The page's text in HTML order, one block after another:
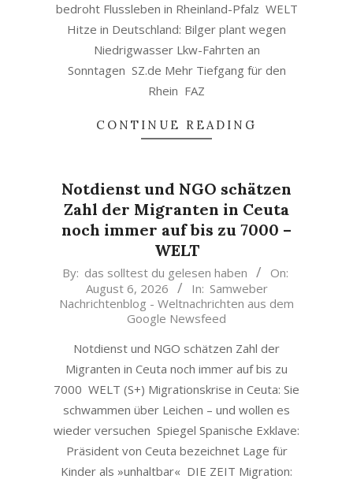
bedroht Flussleben in Rheinland-Pfalz WELT
Hitze in Deutschland: Bilger plant wegen
Niedrigwasser Lkw-Fahrten an
Sonntagen SZ.de Mehr Tiefgang für den
Rhein FAZ
CONTINUE READING
Notdienst und NGO schätzen
Zahl der Migranten in Ceuta
noch immer auf bis zu 7000 –
WELT
2026-
06
By: das solltest du gelesen haben
On:
August 6, 2026
In: Samweber
Nachrichtenblog - Weltnachrichten aus dem
Google Newsfeed
Notdienst und NGO schätzen Zahl der
Migranten in Ceuta noch immer auf bis zu
7000 WELT (S+) Migrationskrise in Ceuta: Sie
schwammen über Leichen – und wollen es
wieder versuchen Spiegel Spanische Exklave:
Präsident von Ceuta bezeichnet Lage für
Kinder als »unhaltbar« DIE ZEIT Migration: